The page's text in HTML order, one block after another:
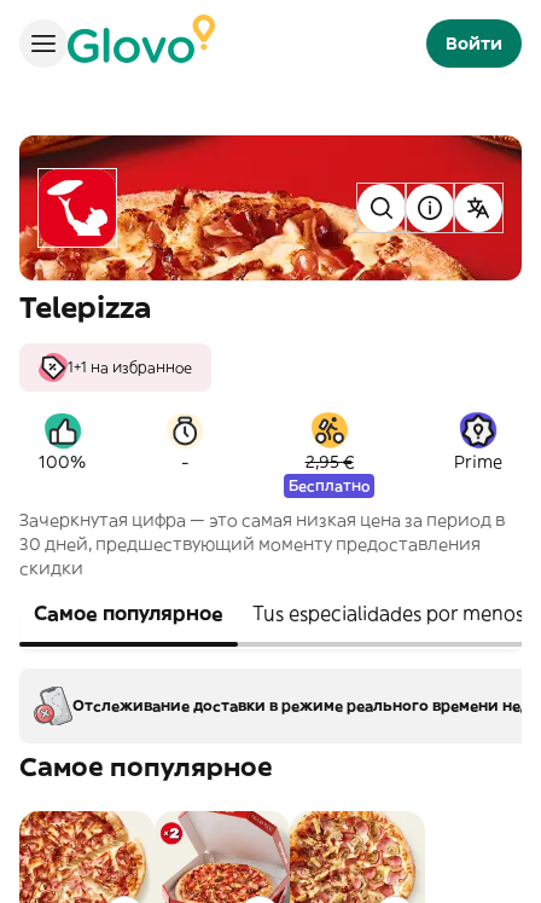
Войти
Telepizza
1+1 на избранное
100% - 2,95 €
Бесплатно
Prime
Зачеркнутая цифра — это самая низкая цена за период в
30 дней, предшествующий моменту предоставления
скидки
Самое популярное Tus especialidades por menos
Отслеживание доставки в режиме реального времени
Самое популярное